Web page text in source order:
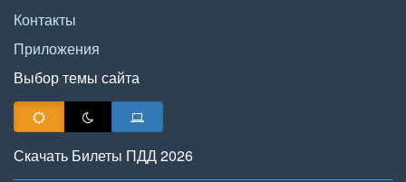
Контакты
Приложения
Выбор темы сайта
Скачать Билеты ПДД 2026